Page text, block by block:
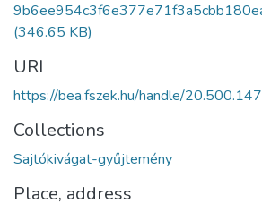
(346.65 KB)
URI
https://bea.fszek.hu/handle/
Collections
Sajtókivágat-gyűjtemény
Place, address